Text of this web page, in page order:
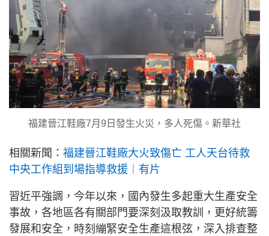
福建晉江鞋廠7月9日發生火災，多人死傷。新華社
相關新聞： 福建晉江鞋廠大火致傷亡 工人天台待救
中央工作組到場指導救援︱有片
習近平強調，今年以來，國內發生多起重大生產安全
事故，各地區各有關部門要深刻汲取教訓，更好統籌
發展和安全，時刻繃緊安全生產這根弦，深入排查整